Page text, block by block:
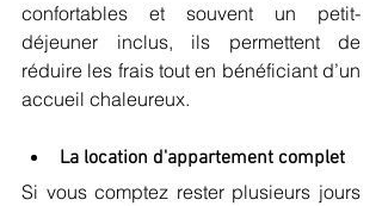
confortables et souvent un petit-
déjeuner inclus, ils permettent de
réduire les frais tout en bénéficiant d’un
accueil chaleureux.
La location d'appartement complet
Si vous comptez rester plusieurs jours